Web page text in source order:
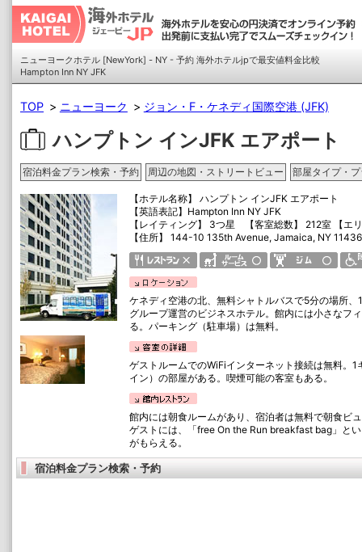
ハンプトン インJFK エアポート
ニューヨークホテル [NewYork] - NY - 予約 海外ホテルjpで最安値料金比較
Hampton Inn NY JFK
TOP ニューヨーク ジョン・F・ケネディ国際空港 (JFK)
宿泊料金プラン検索・予約 周辺の地図・ストリートビュー 部屋タイプ・
【ホテル名称】 ハンプトン インJFK エアポート
【英語表記】 Hampton Inn NY JFK
【レイティング】 3つ星 【客室総数】 212室 【エ
【住所】 144-10 135th Avenue, Jamaica, NY 11436
ケネディ空港の北、無料シャトルバスで5分の場所
グループ運営のビジネスホテル。館内には小さなフ
る。パーキング（駐車場）は無料。
ゲストルームでのWiFiインターネット接続は無料。
イン）の部屋がある。喫煙可能の客室もある。
館内には朝食ルームがあり、宿泊者は無料で朝食ビ
ゲストには、「free On the Run breakfast bag」と
がもらえる。
宿泊料金プラン検索・予約